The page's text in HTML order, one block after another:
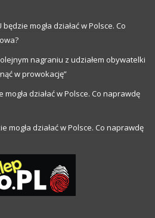
będzie mogła działać w Polsce. Co
nagraniu z udziałem obywatelki
w prowokację”
mogła działać w Polsce. Co naprawdę
mogła działać w Polsce. Co naprawdę